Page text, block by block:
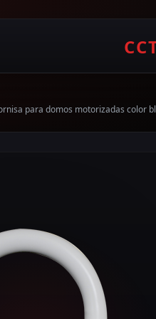
para domos motorizadas color